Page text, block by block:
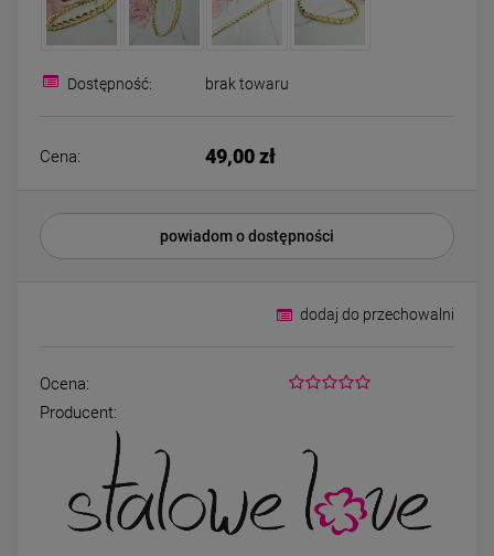
Bransoletka srebrna STAL
CHIRURGICZNA
Dostępność: brak towaru
Cena: 49,00 zł
powiadom o dostępności
dodaj do przechowalni
Ocena:
Producent: